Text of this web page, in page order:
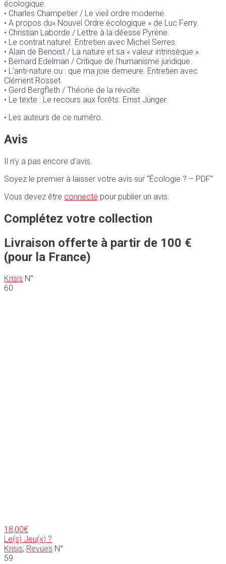
écologique.
• Charles Champetier / Le vieil ordre moderne.
• A propos du« Nouvel Ordre écologique » de Luc Ferry.
• Christian Laborde / Lettre à la déesse Pyrène.
• Le contrat naturel. Entretien avec Michel Serres.
• Alain de Benoist / La nature et sa « valeur intrinsèque ».
• Bernard Edelman / Critique de l’humanisme juridique.
• L’anti-nature ou : que ma joie demeure. Entretien avec
Clément Rosset.
• Gerd Bergfleth / Théorie de la révolte.
• Le texte : Le recours aux forêts. Ernst Jünger.
• Les auteurs de ce numéro.
Avis
Il n’y a pas encore d’avis.
Soyez le premier à laisser votre avis sur “Écologie ? – PDF”
Vous devez être connecté pour publier un avis.
Complétez votre collection
Livraison offerte à partir de 100 €
(pour la France)
Krisis N°
60
18,00€
Le(s) Jeu(x) ?
Krisis, Revues N°
59